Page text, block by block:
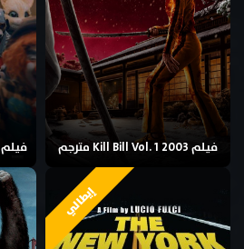
فيلم Kill Bill Vol. 1 2003 مترجم فيلم Rental Family 2025 مترجم
إيطالي